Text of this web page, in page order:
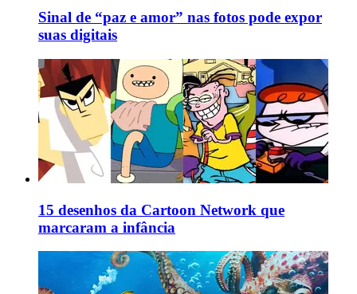
Sinal de “paz e amor” nas fotos pode expor
suas digitais
15 desenhos da Cartoon Network que
marcaram a infância